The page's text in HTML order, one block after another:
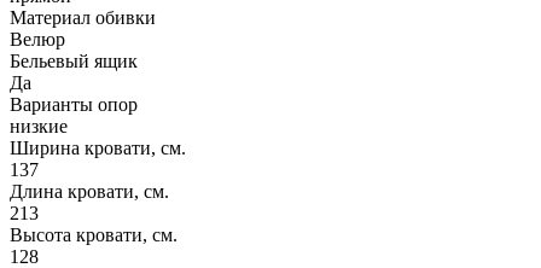
Материал обивки
Велюр
Бельевый ящик
Да
Варианты опор
низкие
Ширина кровати, см.
137
Длина кровати, см.
213
Высота кровати, см.
128